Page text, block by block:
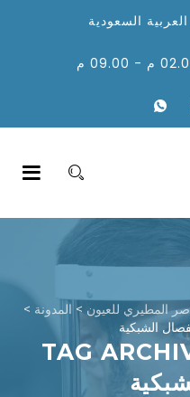
السعودية
المطيري للعيون > المدونة >
الشبكية
TAG